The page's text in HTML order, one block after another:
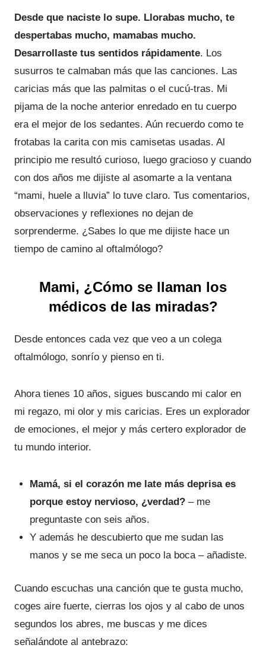
Desde que naciste lo supe. Llorabas mucho, te
despertabas mucho, mamabas mucho.
Desarrollaste tus sentidos rápidamente. Los
susurros te calmaban más que las canciones. Las
caricias más que las palmitas o el cucú-tras. Mi
pijama de la noche anterior enredado en tu cuerpo
era el mejor de los sedantes. Aún recuerdo como te
frotabas la carita con mis camisetas usadas. Al
principio me resultó curioso, luego gracioso y cuando
con dos años me dijiste al asomarte a la ventana
“mami, huele a lluvia” lo tuve claro. Tus comentarios,
observaciones y reflexiones no dejan de
sorprenderme. ¿Sabes lo que me dijiste hace un
tiempo de camino al oftalmólogo?
Mami, ¿Cómo se llaman los
médicos de las miradas?
Desde entonces cada vez que veo a un colega
oftalmólogo, sonrío y pienso en ti.
Ahora tienes 10 años, sigues buscando mi calor en
mi regazo, mi olor y mis caricias. Eres un explorador
de emociones, el mejor y más certero explorador de
tu mundo interior.
Mamá, si el corazón me late más deprisa es
porque estoy nervioso, ¿verdad?– me
preguntaste con seis años.
Y además he descubierto que me sudan las
manos y se me seca un poco la boca – añadiste.
Cuando escuchas una canción que te gusta mucho,
coges aire fuerte, cierras los ojos y al cabo de unos
segundos los abres, me buscas y me dices
señalándote al antebrazo: